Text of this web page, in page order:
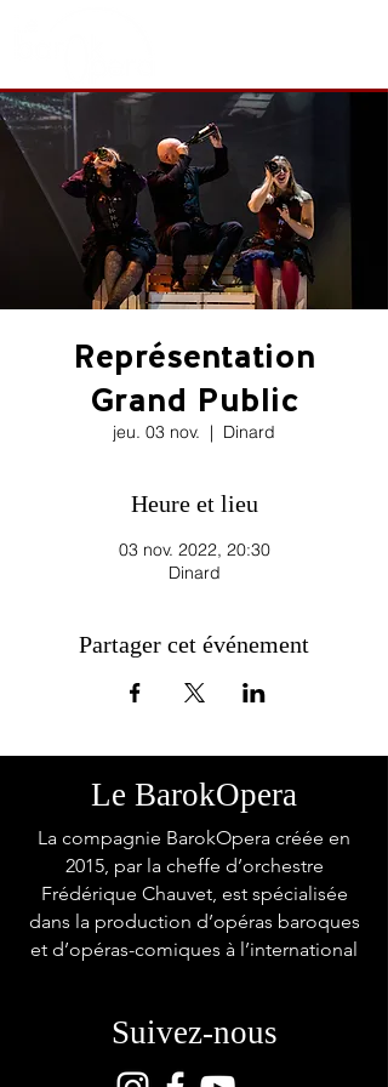
Représentation
Grand Public
jeu. 03 nov.
  |
Dinard
Heure et lieu
03 nov. 2022, 20:30
Dinard
Partager cet événement
Le BarokOpera
La compagnie BarokOpera créée en
2015, par la cheffe d’orchestre
Frédérique Chauvet, est spécialisée
dans la production d’opéras baroques
et d’opéras-comiques à l’international
Suivez-nous